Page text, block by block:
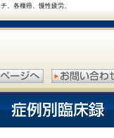
、各種癌、慢性疲労、